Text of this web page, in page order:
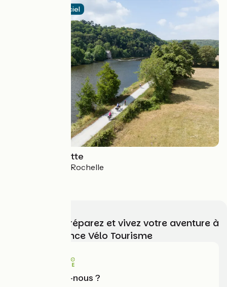
Itinéraire officiel
La Vélo Francette
Ouistreham > La Rochelle
Choisissez, préparez et vivez votre aventure à
vélo avec France Vélo Tourisme
Qui sommes-nous ?